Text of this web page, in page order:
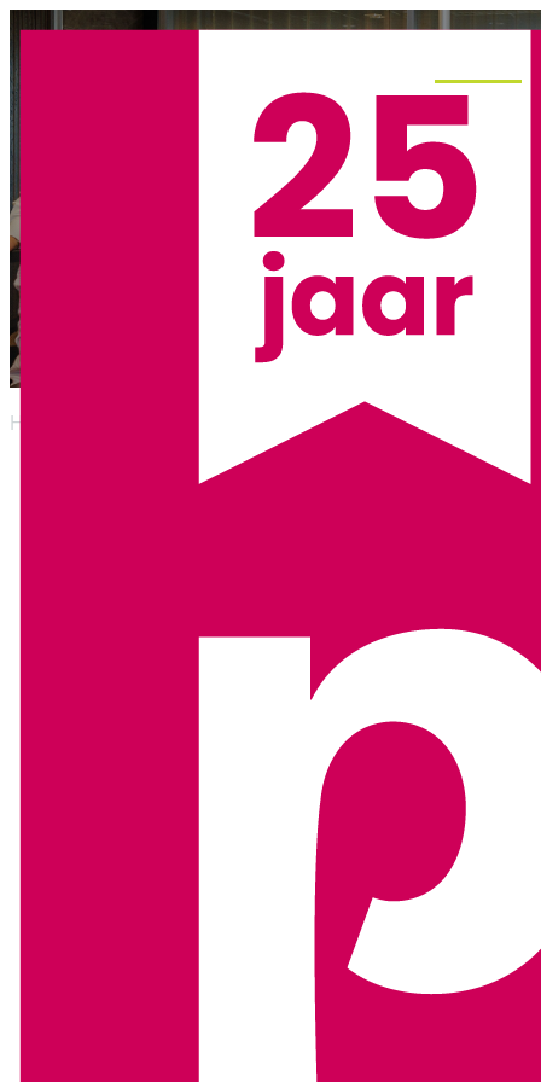
Corporates en MKB
Home Corporates en MKB
Corporates en MKB-bedrijven bevinden zich in een
omgeving die voortdurend in beweging is. Groei,
verandering, maatschappelijke verwachtingen en krapte
op de arbeidsmarkt vragen om duidelijke keuzes en
consistente communicatie, zowel intern als extern.